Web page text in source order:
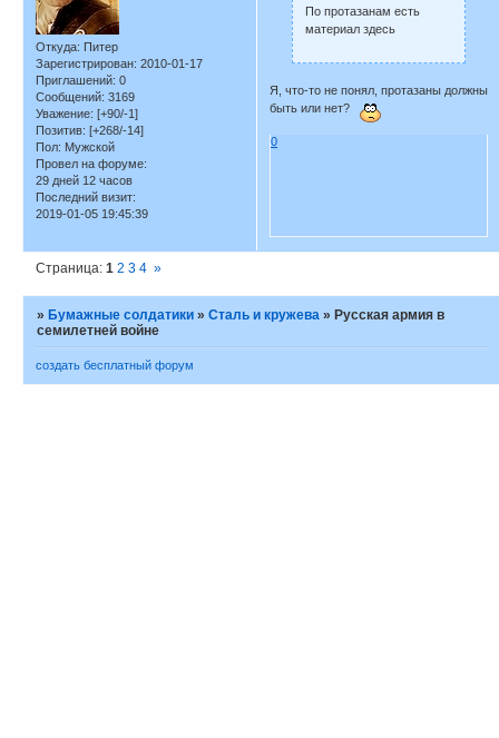
Откуда: Питер
Зарегистрирован: 2010-01-17
Приглашений: 0
Сообщений: 3169
Уважение: [+90/-1]
Позитив: [+268/-14]
Пол: Мужской
Провел на форуме:
29 дней 12 часов
Последний визит:
2019-01-05 19:45:39
По протазанам есть
материал здесь
Я, что-то не понял, протазаны должны
быть или нет?
0
Страница:1 2 3 4 »
»Бумажные солдатики »Сталь и кружева »Русская армия в
семилетней войне
создать бесплатный форум